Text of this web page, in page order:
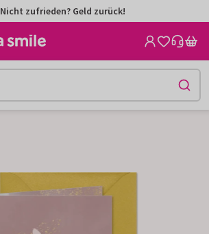
Nicht zufrieden? Geld zurück!